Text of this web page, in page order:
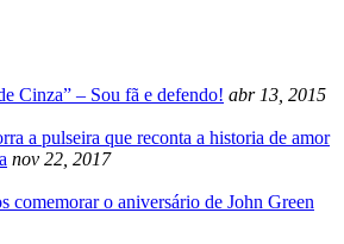
Cinza” – Sou fã e defendo! abr 13, 2015
a pulseira que reconta a historia de amor
nov 22, 2017
comemorar o aniversário de John Green